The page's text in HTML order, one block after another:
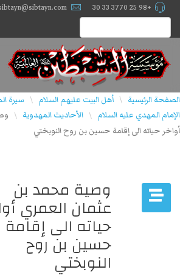
+98 25 3770 33 30
الصفحة الرئيسية \ أهل البيت عليهم السلام \ سيرة
الإمام المهدي علیه السلام \ الأحاديث المهدوية \
أواخر حياته الى إقامة حسين بن روح النوبختي
وصية محمد بن
عثمان العمري
حياته الى إقامة
حسين بن روح
النوبختي